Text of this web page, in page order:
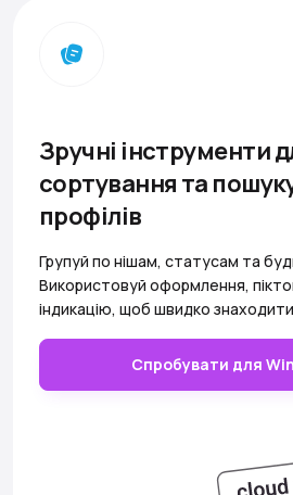
Зручні інструменти
сортування та
профілів
Групуй по нішам, статусам та
Використовуй оформлення,
індикацію, щоб швидко знаходити
Спробувати для